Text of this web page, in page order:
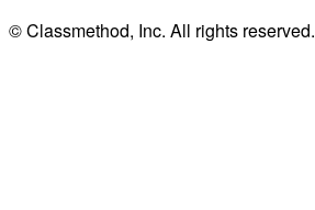
© Classmethod, Inc. All rights reserved.